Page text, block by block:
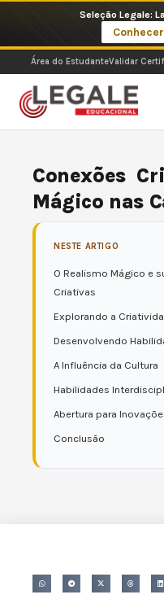
o
conteúdo
Seleção Legale:
Área do EstudanteValidar
Conexões
Mágico nas
NESTE ARTIGO
O Realismo Mágico e
Criativas
Explorando a
Desenvolvendo
A Influência da Cultura
Habilidades
Abertura para
Conclusão